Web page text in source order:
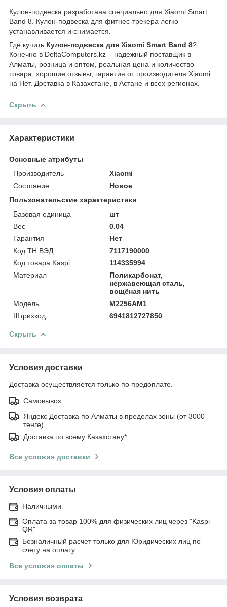
Кулон-подвеска разработана специально для Xiaomi Smart
Band 8. Кулон-подвеска для фитнес-трекера легко
устанавливается и снимается.
Где купить Кулон-подвеска для Xiaomi Smart Band 8?
Конечно в DeltaComputers.kz – надежный поставщик в
Алматы, розница и оптом, реальная цена и количество
товара, хорошие отзывы, гарантия от производителя Xiaomi
на Нет. Доставка в Казахстане, в Астане и всех регионах.
Скрыть
Характеристики
Основные атрибуты
Производитель
Xiaomi
Состояние
Новое
Пользовательские характеристики
Базовая единица
шт
Вес
0.04
Гарантия
Нет
Код ТН ВЭД
7117190000
Код товара Kaspi
114335994
Материал
Поликарбонат,
нержавеющая сталь,
вощёная нить
Модель
M2256AM1
Штрихкод
6941812727850
Скрыть
Условия доставки
Доставка осуществляется только по предоплате.
Самовывоз
Яндекс Доставка по Алматы в пределах зоны (от 3000
тенге)
Доставка по всему Казахстану*
Все условия доставки
Условия оплаты
Наличными
Оплата за товар 100% для физических лиц через "Kaspi
QR"
Безналичный расчет только для Юридических лиц по
счету на оплату
Все условия оплаты
Условия возврата